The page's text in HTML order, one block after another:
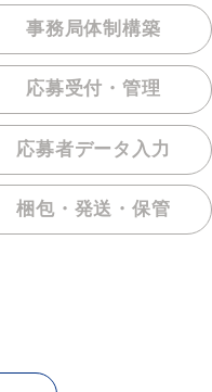
事務局体制構築
応募受付・管理
応募者データ入力
梱包・発送・保管